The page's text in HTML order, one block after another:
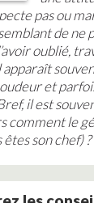
pas ou
de ne
oublié,
et
il est
comment le
son chef) ?